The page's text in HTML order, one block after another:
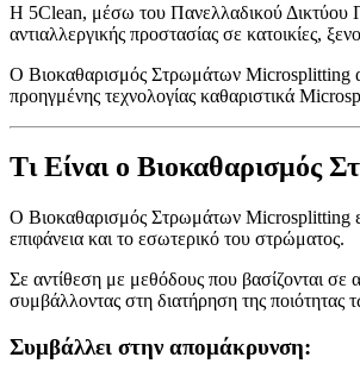
Η 5Clean, μέσω του Πανελλαδικού Δικτύου
αντιαλλεργικής προστασίας σε κατοικίες,
Ο Βιοκαθαρισμός Στρωμάτων Microsplitting
προηγμένης τεχνολογίας καθαριστικά
Τι Είναι ο
Ο Βιοκαθαρισμός Στρωμάτων Microsplitting
επιφάνεια και το εσωτερικό του στρώματος.
Σε αντίθεση με μεθόδους που βασίζονται σε
συμβάλλοντας στη διατήρηση της ποιότητας
Συμβάλλει στην απομάκρυνση: